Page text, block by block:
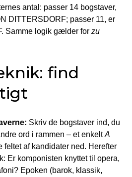
antal: passer 14 bogstaver,
DITTERSDORF; passer 11, er
. Samme logik gælder for zu
find
Skriv de bogstaver ind, du
ord i rammen – et enkeltA
af kandidater ned. Herefter
Er komponisten knyttet til opera,
Epoken (barok, klassik,